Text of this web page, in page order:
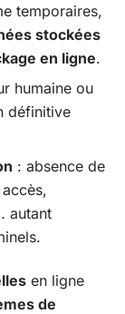
temporaires,
stockées
en ligne.
humaine ou
définitive
: absence de
autant
en ligne
de